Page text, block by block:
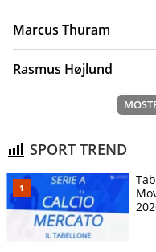
Marcus Thuram
Rasmus Højlund
SPORT TREND